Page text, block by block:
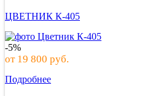
ЦВЕТНИК К-405
-5%
от 19 800 руб.
Подробнее